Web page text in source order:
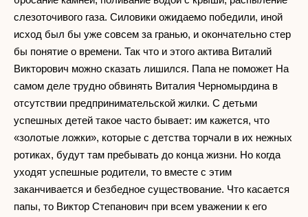
слезоточивого газа. Силовики ожидаемо победили, иной
исход был бы уже совсем за гранью, и окончательно стер
бы понятие о времени. Так что и этого актива Виталий
Викторович можно сказать лишился. Папа не поможет На
самом деле трудно обвинять Виталия Черномырдина в
отсутствии предпринимательской жилки. С детьми
успешных детей такое часто бывает: им кажется, что
«золотые ложки», которые с детства торчали в их нежных
ротиках, будут там пребывать до конца жизни. Но когда
уходят успешные родители, то вместе с этим
заканчивается и безбедное существование. Что касается
папы, то Виктор Степанович при всем уважении к его